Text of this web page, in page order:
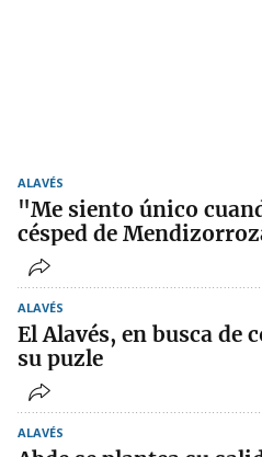
ALAVÉS
"Me siento único
césped de
ALAVÉS
El Alavés, en busca de
su puzle
ALAVÉS